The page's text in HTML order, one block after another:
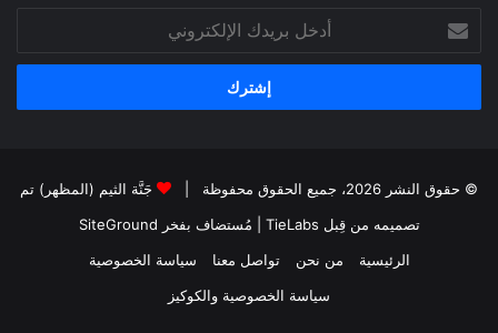
بريدك
الإلكتروني
© حقوق النشر 2026، جميع الحقوق محفوظة |
جَنَّة الثيم (المظهر) تم
تصميمه من قِبل TieLabs
| مُستضاف بفخر SiteGround
الرئيسية
من نحن تواصل معنا
سياسة الخصوصية
سياسة الخصوصية والكوكيز